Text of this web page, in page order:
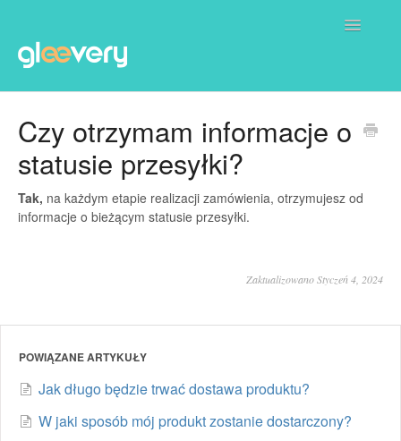
Toggle
Dla Biznesu
Partnerzy Gleevery
Czy otrzymam informacje o
statusie przesyłki?
Tak, na każdym etapie realizacji zamówienia, otrzymujesz od
informacje o bieżącym statusie przesyłki.
Zaktualizowano Styczeń 4, 2024
POWIĄZANE ARTYKUŁY
Jak długo będzie trwać dostawa produktu?
W jaki sposób mój produkt zostanie dostarczony?